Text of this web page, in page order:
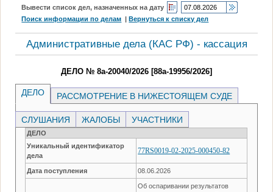
Вывести список дел, назначенных на дату
Поиск информации по делам |Вернуться к списку дел
Административные дела (КАC РФ) - кассация
ДЕЛО № 8а-20040/2026 [88а-19956/2026]
ДЕЛО РАССМОТРЕНИЕ В НИЖЕСТОЯЩЕМ СУДЕ
СЛУШАНИЯ ЖАЛОБЫ УЧАСТНИКИ
ДЕЛО
Уникальный идентификатор
дела
77RS0019-02-2025-000450-82
Дата поступления 08.06.2026
Об оспаривании результатов